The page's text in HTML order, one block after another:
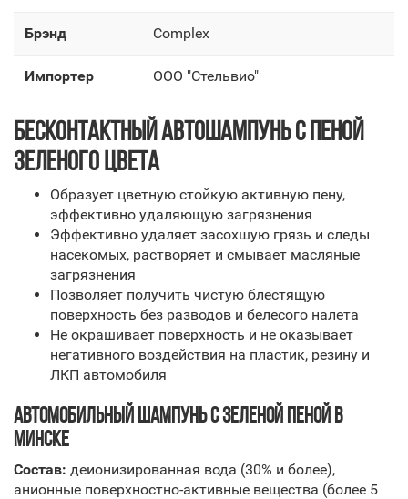
Брэнд Complex
Импортер OOO "Стельвио"
БЕСКОНТАКТНЫЙ АВТОШАМПУНЬ С ПЕНОЙ
ЗЕЛЕНОГО ЦВЕТА
Образует цветную стойкую активную пену,
эффективно удаляющую загрязнения
Эффективно удаляет засохшую грязь и следы
насекомых, растворяет и смывает масляные
загрязнения
Позволяет получить чистую блестящую
поверхность без разводов и белесого налета
Не окрашивает поверхность и не оказывает
негативного воздействия на пластик, резину и
ЛКП автомобиля
АВТОМОБИЛЬНЫЙ ШАМПУНЬ С ЗЕЛЕНОЙ ПЕНОЙ В
МИНСКЕ
Состав: деионизированная вода (30% и более),
анионные поверхностно-активные вещества (более 5